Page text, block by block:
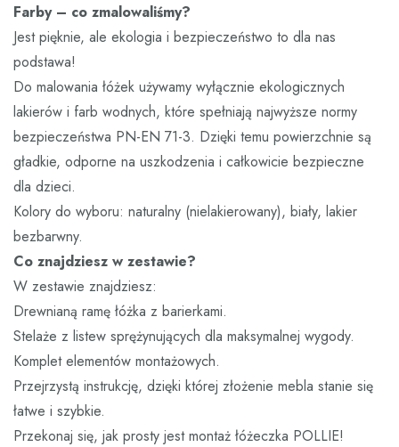
Farby – co zmalowaliśmy?
Jest pięknie, ale ekologia i bezpieczeństwo to dla nas
podstawa!
Do malowania łóżek używamy wyłącznie ekologicznych
lakierów i farb wodnych, które spełniają najwyższe normy
bezpieczeństwa PN-EN 71-3. Dzięki temu powierzchnie są
gładkie, odporne na uszkodzenia i całkowicie bezpieczne
dla dzieci.
Kolory do wyboru: naturalny (nielakierowany), biały, lakier
bezbarwny.
Co znajdziesz w zestawie?
W zestawie znajdziesz:
Drewnianą ramę łóżka z barierkami.
Stelaże z listew sprężynujących dla maksymalnej wygody.
Komplet elementów montażowych.
Przejrzystą instrukcję, dzięki której złożenie mebla stanie się
łatwe i szybkie.
Przekonaj się, jak prosty jest montaż łóżeczka POLLIE!